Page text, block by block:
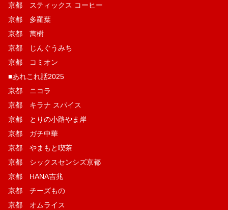
京都 スティックス コーヒー
京都 多羅葉
京都 萬樹
京都 じんぐうみち
京都 コミオン
■あれこれ話2025
京都 ニコラ
京都 キラナ スパイス
京都 とりの小路やま岸
京都 ガチ中華
京都 やまもと喫茶
京都 シックスセンシズ京都
京都 HANA吉兆
京都 チーズもの
京都 オムライス